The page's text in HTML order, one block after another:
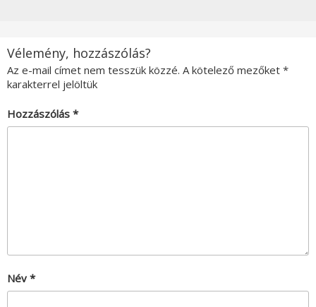
Vélemény, hozzászólás?
Az e-mail címet nem tesszük közzé. A kötelező mezőket *
karakterrel jelöltük
Hozzászólás *
Név *